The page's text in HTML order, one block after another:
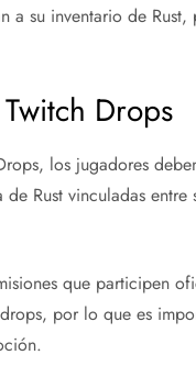
a su inventario de
Drops
los jugadores
Rust vinculadas
que participen
por lo que es